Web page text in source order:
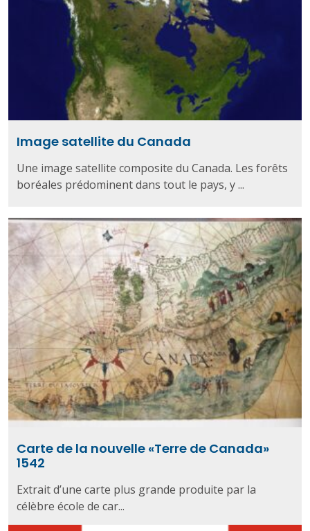
Image satellite du Canada
Une image satellite composite du Canada. Les forêts
boréales prédominent dans tout le pays, y ...
Carte de la nouvelle «Terre de Canada»
1542
Extrait d’une carte plus grande produite par la
célèbre école de car...